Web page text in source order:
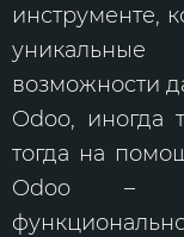
инструменте,
возможности
Odoo, иногда
тогда на
Odoo –